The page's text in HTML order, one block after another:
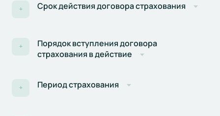
+ Срок действия договора страхования
+
Порядок вступления договора
страхования в действие
+ Период страхования